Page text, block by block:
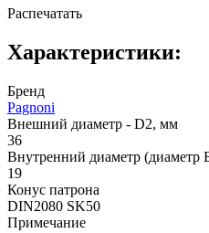
Распечатать
Характеристики:
Бренд
Pagnoni
Внешний диаметр - D2, мм
36
Внутренний диаметр (диаметр
19
Конус патрона
DIN2080 SK50
Примечание